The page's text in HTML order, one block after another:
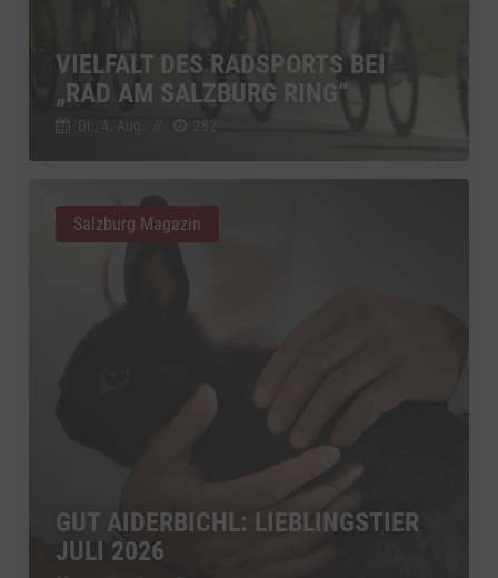
VIELFALT DES RADSPORTS BEI
„RAD AM SALZBURG RING“
Di., 4. Aug. // 282
GUT AIDERBICHL: LIEBLINGSTIER
JULI 2026
Salzburg Magazin